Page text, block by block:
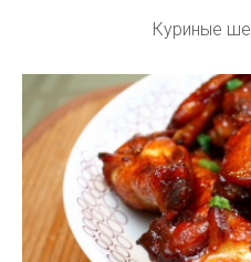
Куриные